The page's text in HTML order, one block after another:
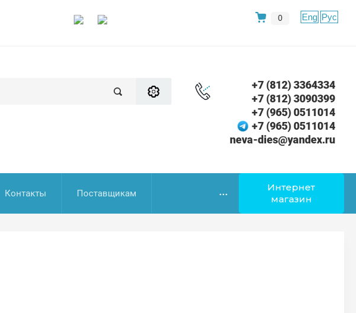
0 Eng Рус
+7 (812) 3364334
+7 (812) 3090399
+7 (965) 0511014
+7 (965) 0511014
neva-dies@yandex.ru
Контакты Поставщикам ...
Интернет
магазин